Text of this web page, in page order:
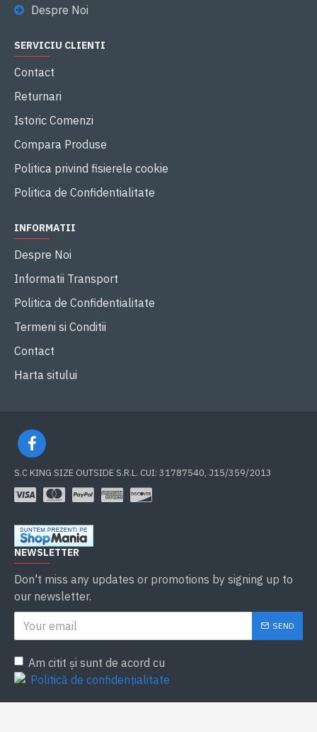
Despre Noi
SERVICIU CLIENTI
Contact
Returnari
Istoric Comenzi
Compara Produse
Politica privind fisierele cookie
Politica de Confidentialitate
INFORMATII
Despre Noi
Informatii Transport
Politica de Confidentialitate
Termeni si Conditii
Contact
Harta sitului
S.C KING SIZE OUTSIDE S.R.L. CUI: 31787540, J15/359/2013
NEWSLETTER
Don't miss any updates or promotions by signing up to
our newsletter.
SEND
Am citit şi sunt de acord cu
Politică de confidențialitate